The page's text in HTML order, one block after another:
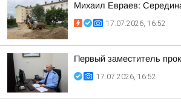
Михаил Евраев:
17.07.2026, 16:52
Первый заместитель
17.07.2026, 16:52